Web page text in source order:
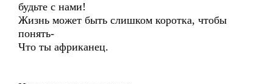
будьте с нами!
Жизнь может быть слишком коротка, чтобы
понять-
Что ты африканец.